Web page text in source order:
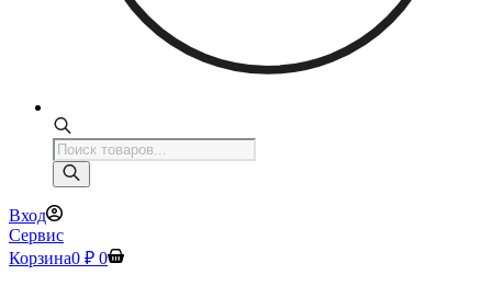
Поиск
товаров
Вход
Сервис
Корзина0 ₽ 0